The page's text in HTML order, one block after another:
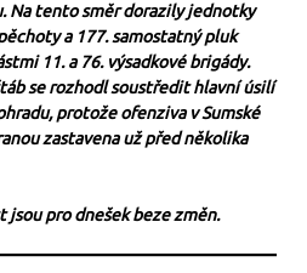
Na tento směr dorazily jednotky
a 177. samostatný pluk
11. a 76. výsadkové brigády.
se rozhodl soustředit hlavní úsilí
protože ofenziva v Sumské
zastavena už před několika
jsou pro dnešek beze změn.